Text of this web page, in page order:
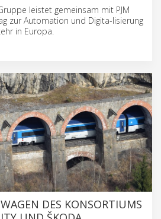
leistet gemeinsam mit PJM
zur Automation und Digita-lisierung
in Europa.
DES KONSORTIUMS